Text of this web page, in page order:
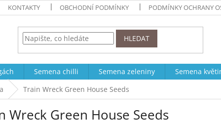
KONTAKTY OBCHODNÍ PODMÍNKY PODMÍNKY OCHRANY
HLEDAT
Semena chilli Semena zeleniny Semena
Train Wreck Green House Seeds
Wreck Green House Seeds